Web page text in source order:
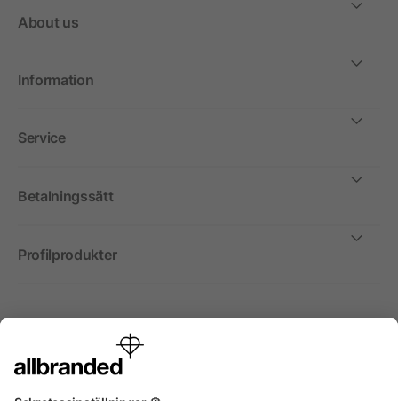
About us
Information
Service
Betalningssätt
Profilprodukter
Internationellt